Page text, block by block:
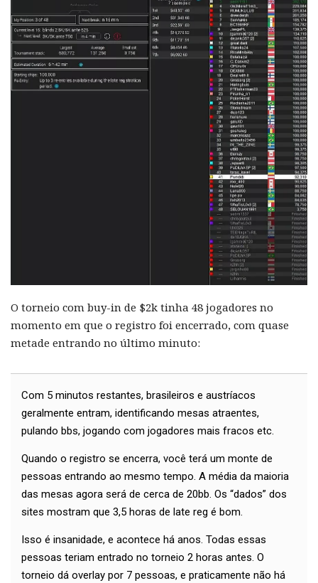
O torneio com buy-in de $2k tinha 48 jogadores no
momento em que o registro foi encerrado, com quase
metade entrando no último minuto:
Com 5 minutos restantes, brasileiros e austríacos
geralmente entram, identificando mesas atraentes,
pulando bbs, jogando com jogadores mais fracos etc.
Quando o registro se encerra, você terá um monte de
pessoas entrando ao mesmo tempo. A média da maioria
das mesas agora será de cerca de 20bb. Os “dados” dos
sites mostram que 3,5 horas de late reg é bom.
Isso é insanidade, e acontece há anos. Todas essas
pessoas teriam entrado no torneio 2 horas antes. O
torneio dá overlay por 7 pessoas, e praticamente não há